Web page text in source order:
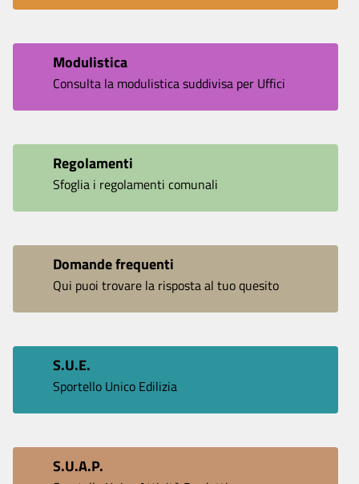
Modulistica
Consulta la modulistica suddivisa per Uffici
Regolamenti
Sfoglia i regolamenti comunali
Domande frequenti
Qui puoi trovare la risposta al tuo quesito
S.U.E.
Sportello Unico Edilizia
S.U.A.P.